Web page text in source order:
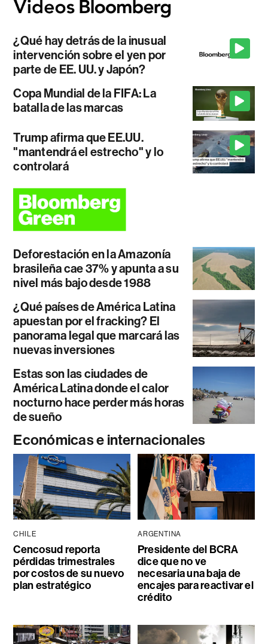
¿Qué hay detrás de la inusual
intervención sobre el yen por
parte de EE. UU. y Japón?
Copa Mundial de la FIFA: La
batalla de las marcas
Trump afirma que EE.UU.
"mantendrá el estrecho" y lo
controlará
Deforestación en la Amazonía
brasileña cae 37% y apunta a su
nivel más bajo desde 1988
¿Qué países de América Latina
apuestan por el fracking? El
panorama legal que marcará las
nuevas inversiones
Estas son las ciudades de
América Latina donde el calor
nocturno hace perder más horas
de sueño
Económicas e internacionales
CHILE
Cencosud reporta
pérdidas trimestrales
por costos de su nuevo
plan estratégico
ARGENTINA
Presidente del BCRA
dice que no ve
necesaria una baja de
encajes para reactivar el
crédito